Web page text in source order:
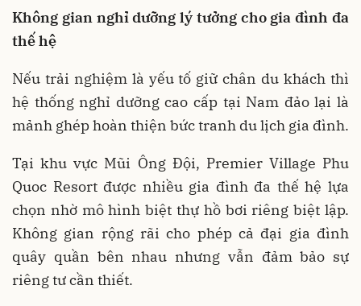
Không gian nghỉ dưỡng lý tưởng cho gia đình đa
thế hệ
Nếu trải nghiệm là yếu tố giữ chân du khách thì
hệ thống nghỉ dưỡng cao cấp tại Nam đảo lại là
mảnh ghép hoàn thiện bức tranh du lịch gia đình.
Tại khu vực Mũi Ông Đội, Premier Village Phu
Quoc Resort được nhiều gia đình đa thế hệ lựa
chọn nhờ mô hình biệt thự hồ bơi riêng biệt lập.
Không gian rộng rãi cho phép cả đại gia đình
quây quần bên nhau nhưng vẫn đảm bảo sự
riêng tư cần thiết.